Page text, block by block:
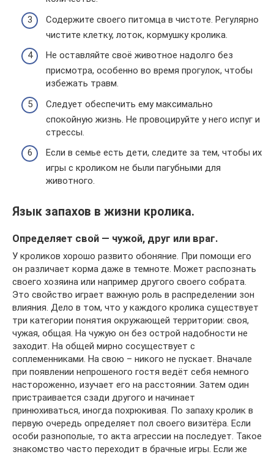
Содержите своего питомца в чистоте. Регулярно
чистите клетку, лоток, кормушку кролика.
Не оставляйте своё животное надолго без
присмотра, особенно во время прогулок, чтобы
избежать травм.
Следует обеспечить ему максимально
спокойную жизнь. Не провоцируйте у него испуг и
стрессы.
Если в семье есть дети, следите за тем, чтобы их
игры с кроликом не были пагубными для
животного.
Язык запахов в жизни кролика.
Определяет свой — чужой, друг или враг.
У кроликов хорошо развито обоняние. При помощи его
он различает корма даже в темноте. Может распознать
своего хозяина или например другого своего собрата.
Это свойство играет важную роль в распределении зон
влияния. Дело в том, что у каждого кролика существует
три категории понятия окружающей территории: своя,
чужая, общая. На чужую он без острой надобности не
заходит. На общей мирно сосуществует с
соплеменниками. На свою – никого не пускает. Вначале
при появлении непрошеного гостя ведёт себя немного
настороженно, изучает его на расстоянии. Затем один
пристраивается сзади другого и начинает
принюхиваться, иногда похрюкивая. По запаху кролик в
первую очередь определяет пол своего визитёра. Если
особи разнополые, то акта агрессии на последует. Такое
знакомство часто переходит в брачные игры. Если же